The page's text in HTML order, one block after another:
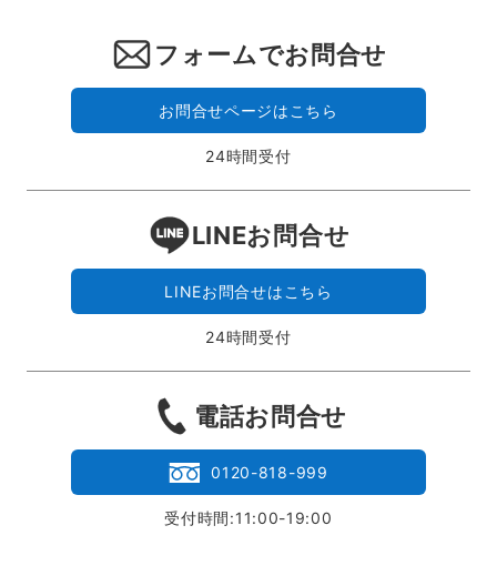
フォームでお問合せ
お問合せページはこちら
24時間受付
LINEお問合せ
LINEお問合せはこちら
24時間受付
電話お問合せ
0120-818-999
受付時間:11:00-19:00